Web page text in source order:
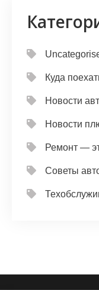
Куда
Новости
Новости
Ремонт —
Советы